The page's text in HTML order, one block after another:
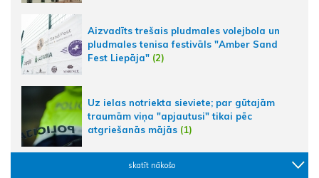
Aizvadīts trešais pludmales volejbola un
pludmales tenisa festivāls "Amber Sand
Fest Liepāja" (2)
Uz ielas notriekta sieviete; par gūtajām
traumām viņa "apjautusi" tikai pēc
atgriešanās mājās (1)
skatīt nākošo